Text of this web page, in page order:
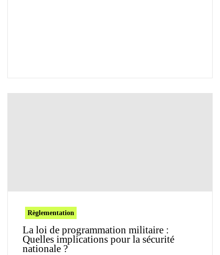
Règlementation
La loi de programmation militaire :
Quelles implications pour la sécurité
nationale ?